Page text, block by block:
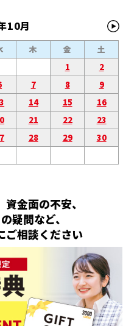
10月
木 金
土
1
2
7 8
9
14 15
16
21 22
23
28 29
30
金面の不安、
疑問など、
ご相談ください